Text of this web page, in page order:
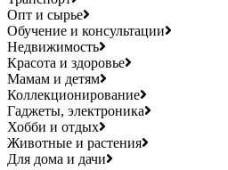
Опт и сырье
Обучение и консультации
Недвижимость
Красота и здоровье
Мамам и детям
Коллекционирование
Гаджеты, электроника
Хобби и отдых
Животные и растения
Для дома и дачи